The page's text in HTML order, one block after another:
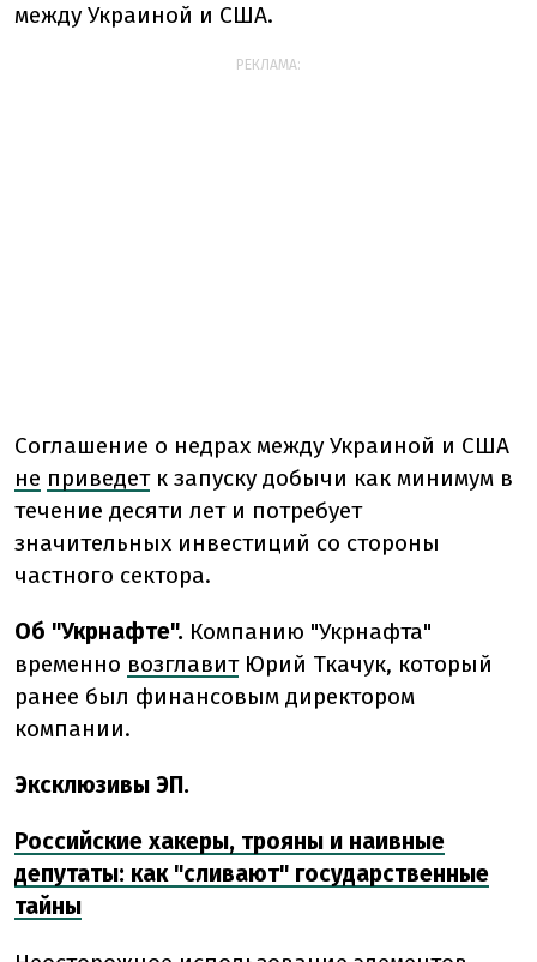
между Украиной и США.
РЕКЛАМА:
Соглашение о недрах между Украиной и США
не приведет к запуску добычи как минимум в
течение десяти лет и потребует
значительных инвестиций со стороны
частного сектора.
Об "Укрнафте". Компанию "Укрнафта"
временно возглавитЮрий Ткачук, который
ранее был финансовым директором
компании.
Эксклюзивы ЭП.
Российские хакеры, трояны и наивные
депутаты: как "сливают" государственные
тайны